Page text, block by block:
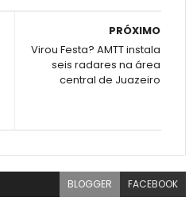
PRÓXIMO
Virou Festa? AMTT instala
seis radares na área
central de Juazeiro
BLOGGER FACEBOOK